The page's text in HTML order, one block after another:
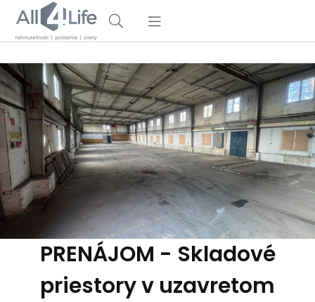
PRENÁJOM - Skladové
priestory v uzavretom